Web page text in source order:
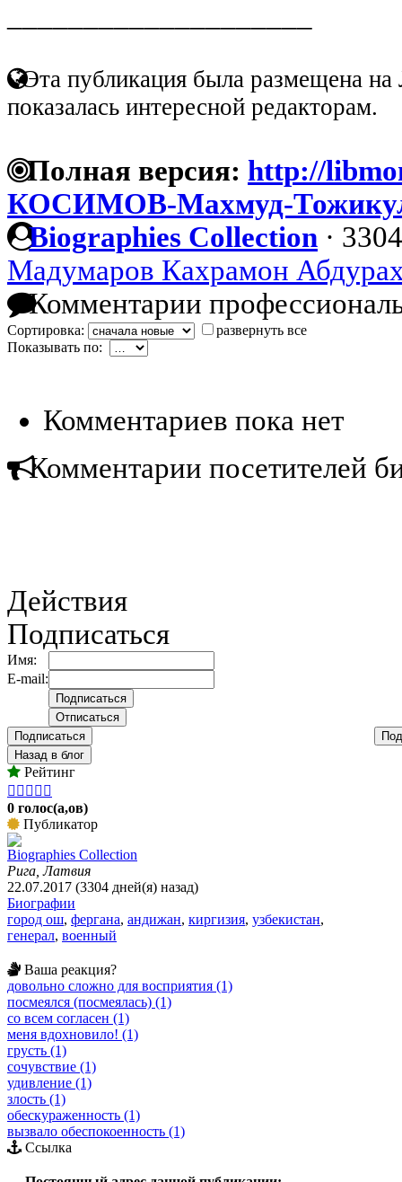
Эта публикация была размещена на
показалась интересной редакторам.
Полная версия: http://
КОСИМОВ-Махмуд-
Biographies Collection ·
Мадумаров Кахрамон
Комментарии
Сортировка:
развернуть все
Показывать по:
Комментариев пока нет
Комментарии посетителей
Действия
Подписаться
Имя:
E-mail:
Подписаться
Назад в блог
Рейтинг
    
0 голос(а,ов)
Публикатор
Biographies Collection
Рига, Латвия
22.07.2017 (3304 дней(я) назад)
Биографии
город ош, фергана, андижан, киргизия, узбекистан,
генерал, военный
Ваша реакция?
довольно сложно для восприятия (1)
посмеялся (посмеялась) (1)
со всем согласен (1)
меня вдохновило! (1)
грусть (1)
сочувствие (1)
удивление (1)
злость (1)
обескураженность (1)
вызвало обеспокоенность (1)
Ссылка